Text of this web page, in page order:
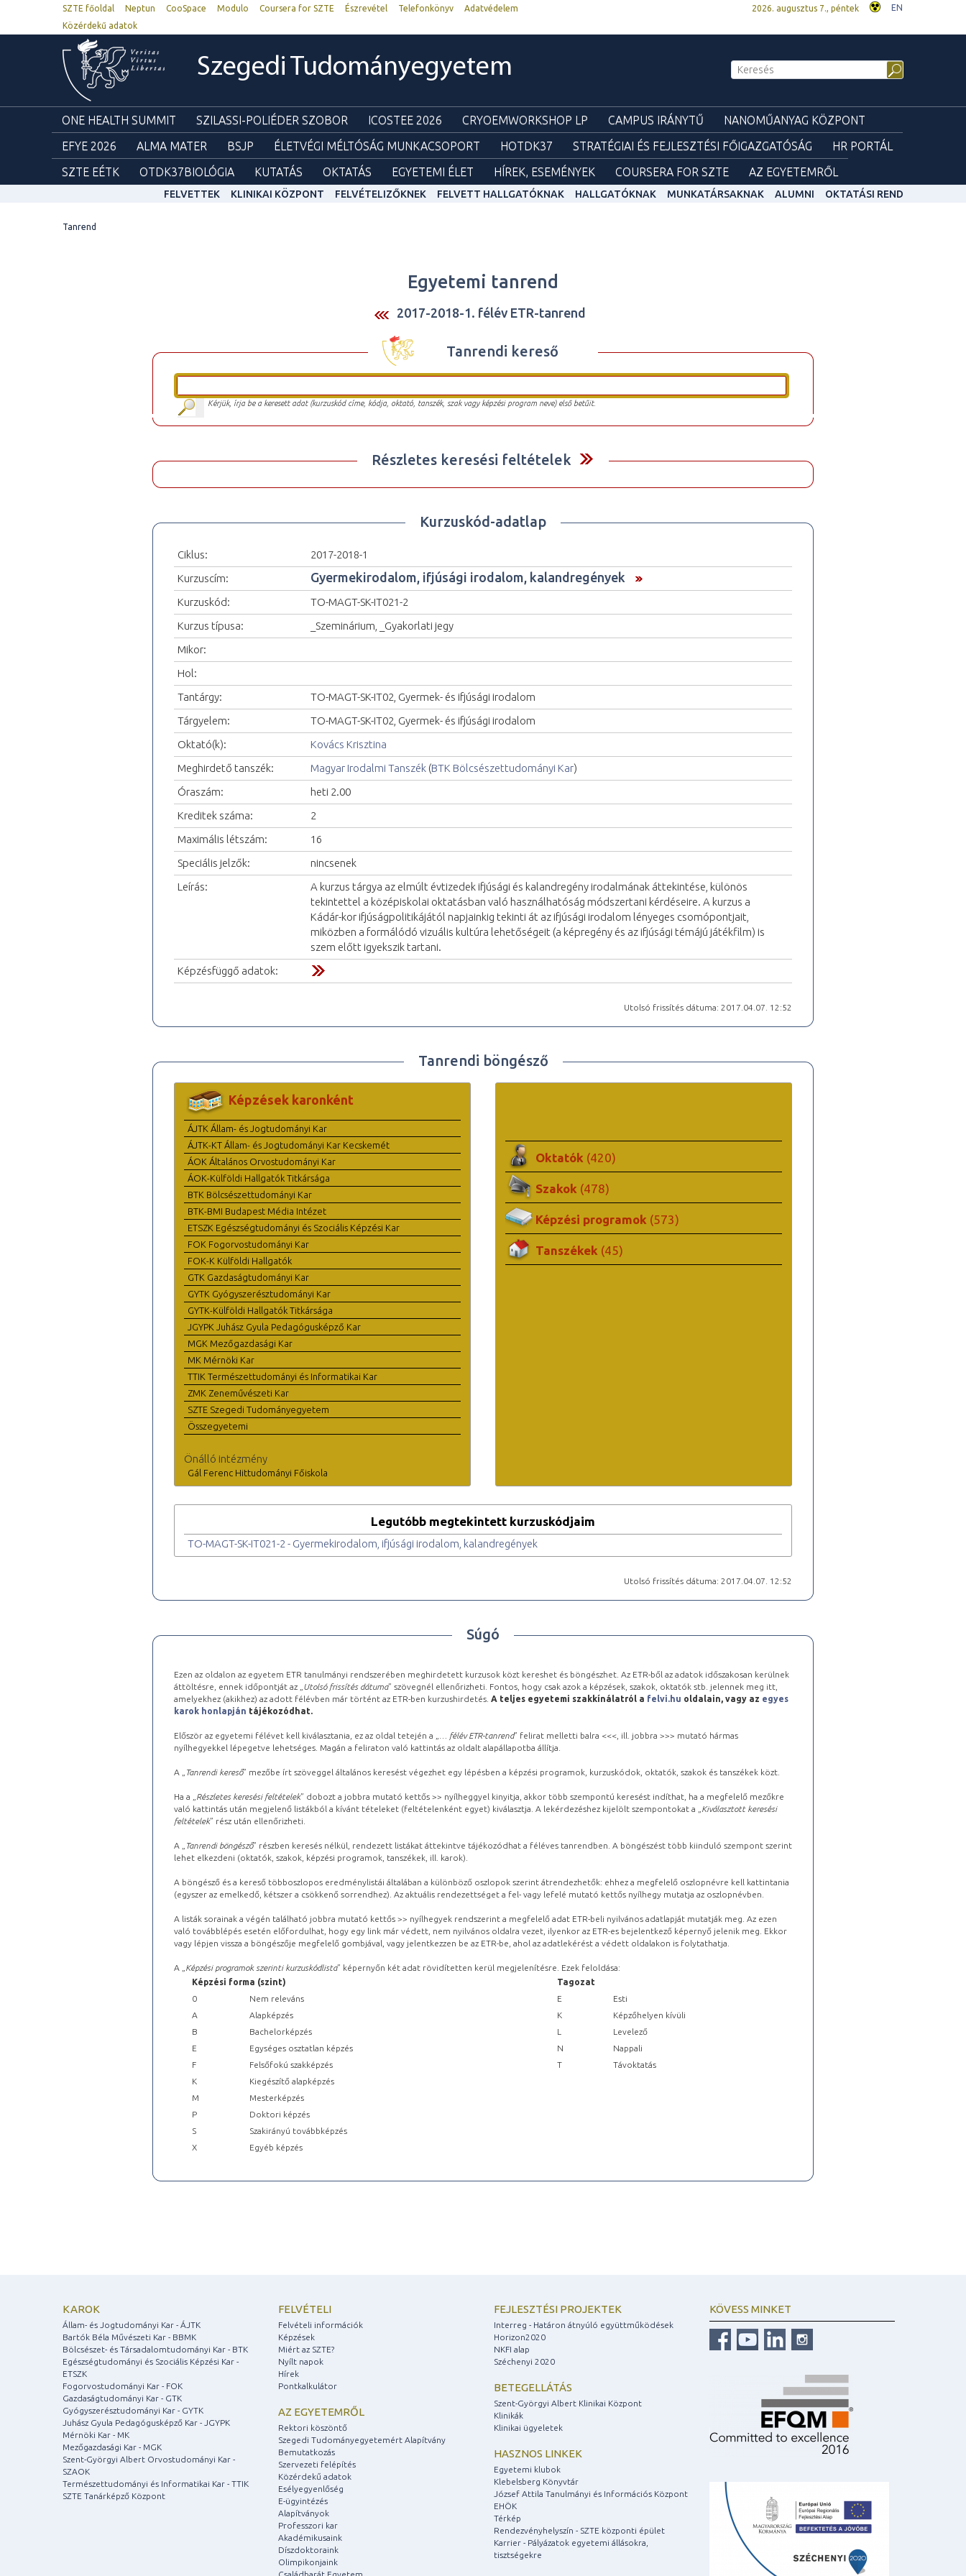
SZTE főoldal Neptun CooSpace Modulo Coursera for SZTE Észrevétel Telefonkönyv
Adatvédelem
Közérdekű adatok
2026. augusztus 7., péntek EN
Szegedi Tudományegyetem
ONE HEALTH SUMMIT SZILASSI-POLIÉDER SZOBOR ICOSTEE 2026 CRYOEMWORKSHOP LP CAMPUS IRÁNYTŰ
NANOMŰANYAG KÖZPONT
EFYE 2026
ALMA MATER BSJP ÉLETVÉGI MÉLTÓSÁG MUNKACSOPORT HOTDK37 STRATÉGIAI ÉS FEJLESZTÉSI FŐIGAZGATÓSÁG
HR PORTÁL
SZTE EÉTK
OTDK37BIOLÓGIA KUTATÁS OKTATÁS EGYETEMI ÉLET HÍREK, ESEMÉNYEK COURSERA FOR SZTE AZ EGYETEMRŐL
FELVETTEK KLINIKAI KÖZPONT FELVÉTELIZŐKNEK FELVETT HALLGATÓKNAK HALLGATÓKNAK MUNKATÁRSAKNAK ALUMNI OKTATÁSI REND
Tanrend
Egyetemi tanrend
2017-2018-1. félév ETR-tanrend
Tanrendi kereső
Kérjük, írja be a keresett adat (kurzuskód címe, kódja, oktató, tanszék, szak vagy képzési program neve) első betűit.
Részletes keresési feltételek
Kurzuskód-adatlap
Ciklus:
2017-2018-1
Kurzuscím:
Gyermekirodalom, ifjúsági irodalom, kalandregények
Kurzuskód:
TO-MAGT-SK-IT021-2
Kurzus típusa:
_Szeminárium, _Gyakorlati jegy
Mikor:
Hol:
Tantárgy:
TO-MAGT-SK-IT02, Gyermek- és ifjúsági irodalom
Tárgyelem:
TO-MAGT-SK-IT02, Gyermek- és ifjúsági irodalom
Oktató(k):
Kovács Krisztina
Meghirdető tanszék:
Magyar Irodalmi Tanszék (BTK Bölcsészettudományi Kar)
Óraszám:
heti 2.00
Kreditek száma:
2
Maximális létszám:
16
Speciális jelzők:
nincsenek
Leírás:
A kurzus tárgya az elmúlt évtizedek ifjúsági és kalandregény irodalmának áttekintése, különös
tekintettel a középiskolai oktatásban való használhatóság módszertani kérdéseire. A kurzus a
Kádár-kor ifjúságpolitikájától napjainkig tekinti át az ifjúsági irodalom lényeges csomópontjait,
miközben a formálódó vizuális kultúra lehetőségeit (a képregény és az ifjúsági témájú játékfilm) is
szem előtt igyekszik tartani.
Képzésfüggő adatok:
Utolsó frissítés dátuma: 2017.04.07. 12:52
Tanrendi böngésző
Képzések karonként
ÁJTK Állam- és Jogtudományi Kar
ÁJTK-KT Állam- és Jogtudományi Kar Kecskemét
ÁOK Általános Orvostudományi Kar
ÁOK-Külföldi Hallgatók Titkársága
BTK Bölcsészettudományi Kar
BTK-BMI Budapest Média Intézet
ETSZK Egészségtudományi és Szociális Képzési Kar
FOK Fogorvostudományi Kar
FOK-K Külföldi Hallgatók
GTK Gazdaságtudományi Kar
GYTK Gyógyszerésztudományi Kar
GYTK-Külföldi Hallgatók Titkársága
JGYPK Juhász Gyula Pedagógusképző Kar
MGK Mezőgazdasági Kar
MK Mérnöki Kar
TTIK Természettudományi és Informatikai Kar
ZMK Zeneművészeti Kar
SZTE Szegedi Tudományegyetem
Összegyetemi
Önálló intézmény
Gál Ferenc Hittudományi Főiskola
Oktatók (420)
Szakok (478)
Képzési programok (573)
Tanszékek (45)
Legutóbb megtekintett kurzuskódjaim
TO-MAGT-SK-IT021-2 - Gyermekirodalom, ifjúsági irodalom, kalandregények
Utolsó frissítés dátuma: 2017.04.07. 12:52
Súgó
Ezen az oldalon az egyetem ETR tanulmányi rendszerében meghirdetett kurzusok közt kereshet és böngészhet. Az ETR-ből az adatok időszakosan kerülnek
áttöltésre, ennek időpontját az „ Utolsó frissítés dátuma” szövegnél ellenőrizheti. Fontos, hogy csak azok a képzések, szakok, oktatók stb. jelennek meg itt,
amelyekhez (akikhez) az adott félévben már történt az ETR-ben kurzushirdetés. A teljes egyetemi szakkínálatról a felvi.hu oldalain, vagy az egyes
karok honlapján tájékozódhat.
Először az egyetemi félévet kell kiválasztania, ez az oldal tetején a „ … félév ETR-tanrend” felirat melletti balra <<<, ill. jobbra >>> mutató hármas
nyílhegyekkel lépegetve lehetséges. Magán a feliraton való kattintás az oldalt alapállapotba állítja.
A „ Tanrendi kereső” mezőbe írt szöveggel általános keresést végezhet egy lépésben a képzési programok, kurzuskódok, oktatók, szakok és tanszékek közt.
Ha a „ Részletes keresési feltételek” dobozt a jobbra mutató kettős >> nyílheggyel kinyitja, akkor több szempontú keresést indíthat, ha a megfelelő mezőkre
való kattintás után megjelenő listákból a kívánt tételeket (feltételenként egyet) kiválasztja. A lekérdezéshez kijelölt szempontokat a „ Kiválasztott keresési
feltételek” rész után ellenőrizheti.
A „ Tanrendi böngésző” részben keresés nélkül, rendezett listákat áttekintve tájékozódhat a féléves tanrendben. A böngészést több kiinduló szempont szerint
lehet elkezdeni (oktatók, szakok, képzési programok, tanszékek, ill. karok).
A böngésző és a kereső többoszlopos eredménylistái általában a különböző oszlopok szerint átrendezhetők: ehhez a megfelelő oszlopnévre kell kattintania
(egyszer az emelkedő, kétszer a csökkenő sorrendhez). Az aktuális rendezettséget a fel- vagy lefelé mutató kettős nyílhegy mutatja az oszlopnévben.
A listák sorainak a végén található jobbra mutató kettős >> nyílhegyek rendszerint a megfelelő adat ETR-beli nyilvános adatlapját mutatják meg. Az ezen
való továbblépés esetén előfordulhat, hogy egy link már védett, nem nyilvános oldalra vezet, ilyenkor az ETR-es bejelentkező képernyő jelenik meg. Ekkor
vagy lépjen vissza a böngészője megfelelő gombjával, vagy jelentkezzen be az ETR-be, ahol az adatlekérést a védett oldalakon is folytathatja.
A „ Képzési programok szerinti kurzuskódlista” képernyőn két adat rövidítetten kerül megjelenítésre. Ezek feloldása:
Képzési forma (szint)
Tagozat
0
Nem releváns E
Esti
A
Alapképzés K
Képzőhelyen kívüli
B
Bachelorképzés L
Levelező
E
Egységes osztatlan képzés N
Nappali
F
Felsőfokú szakképzés T
Távoktatás
K
Kiegészítő alapképzés
M
Mesterképzés
P
Doktori képzés
S
Szakirányú továbbképzés
X
Egyéb képzés
KAROK
Állam- és Jogtudományi Kar - ÁJTK
Bartók Béla Művészeti Kar - BBMK
Bölcsészet- és Társadalomtudományi Kar - BTK
Egészségtudományi és Szociális Képzési Kar -
ETSZK
Fogorvostudományi Kar - FOK
Gazdaságtudományi Kar - GTK
Gyógyszerésztudományi Kar - GYTK
Juhász Gyula Pedagógusképző Kar - JGYPK
Mérnöki Kar - MK
Mezőgazdasági Kar - MGK
Szent-Györgyi Albert Orvostudományi Kar -
SZAOK
Természettudományi és Informatikai Kar - TTIK
SZTE Tanárképző Központ
FELVÉTELI
Felvételi információk
Képzések
Miért az SZTE?
Nyílt napok
Hírek
Pontkalkulátor
AZ EGYETEMRŐL
Rektori köszöntő
Szegedi Tudományegyetemért Alapítvány
Bemutatkozás
Szervezeti felépítés
Közérdekű adatok
Esélyegyenlőség
E-ügyintézés
Alapítványok
Professzori kar
Akadémikusaink
Díszdoktoraink
Olimpikonjaink
Családbarát Egyetem
FEJLESZTÉSI PROJEKTEK
Interreg - Határon átnyúló együttműködések
Horizon2020
NKFI alap
Széchenyi 2020
BETEGELLÁTÁS
Szent-Györgyi Albert Klinikai Központ
Klinikák
Klinikai ügyeletek
HASZNOS LINKEK
Egyetemi klubok
Klebelsberg Könyvtár
József Attila Tanulmányi és Információs Központ
EHÖK
Térkép
Rendezvényhelyszín - SZTE központi épület
Karrier - Pályázatok egyetemi állásokra,
tisztségekre
KÖVESS MINKET